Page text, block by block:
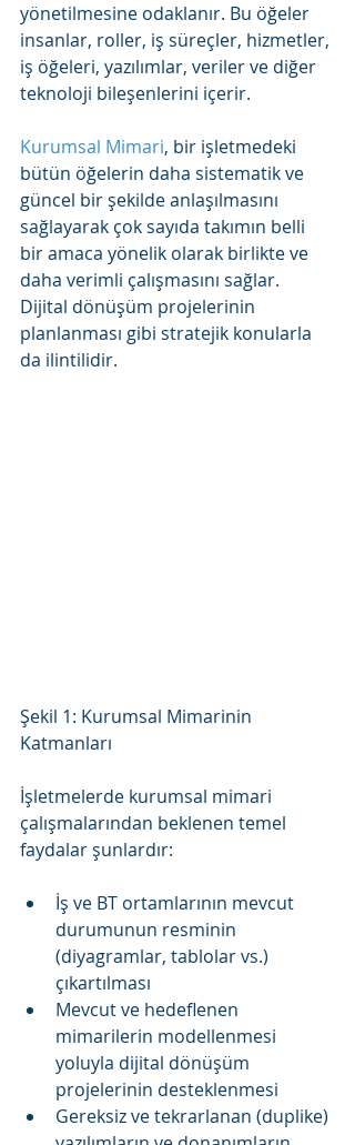
yönetilmesine odaklanır. Bu öğeler
insanlar, roller, iş süreçler, hizmetler,
iş öğeleri, yazılımlar, veriler ve diğer
teknoloji bileşenlerini içerir.
Kurumsal Mimari, bir işletmedeki
bütün öğelerin daha sistematik ve
güncel bir şekilde anlaşılmasını
sağlayarak çok sayıda takımın belli
bir amaca yönelik olarak birlikte ve
daha verimli çalışmasını sağlar.
Dijital dönüşüm projelerinin
planlanması gibi stratejik konularla
da ilintilidir.
Şekil 1: Kurumsal Mimarinin
Katmanları
İşletmelerde kurumsal mimari
çalışmalarından beklenen temel
faydalar şunlardır:
İş ve BT ortamlarının mevcut
durumunun resminin
(diyagramlar, tablolar vs.)
çıkartılması
Mevcut ve hedeflenen
mimarilerin modellenmesi
yoluyla dijital dönüşüm
projelerinin desteklenmesi
Gereksiz ve tekrarlanan (duplike)